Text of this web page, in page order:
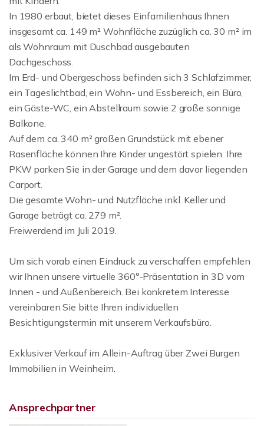
In 1980 erbaut, bietet dieses Einfamilienhaus Ihnen
insgesamt ca. 149 m² Wohnfläche zuzüglich ca. 30 m² im
als Wohnraum mit Duschbad ausgebauten
Dachgeschoss.
Im Erd- und Obergeschoss befinden sich 3 Schlafzimmer,
ein Tageslichtbad, ein Wohn- und Essbereich, ein Büro,
ein Gäste-WC, ein Abstellraum sowie 2 große sonnige
Balkone.
Auf dem ca. 340 m² großen Grundstück mit ebener
Rasenfläche können Ihre Kinder ungestört spielen. Ihre
PKW parken Sie in der Garage und dem davor liegenden
Carport.
Die gesamte Wohn- und Nutzfläche inkl. Keller und
Garage beträgt ca. 279 m².
Freiwerdend im Juli 2019.
Um sich vorab einen Eindruck zu verschaffen empfehlen
wir Ihnen unsere virtuelle 360°-Präsentation in 3D vom
Innen - und Außenbereich. Bei konkretem Interesse
vereinbaren Sie bitte Ihren individuellen
Besichtigungstermin mit unserem Verkaufsbüro.
Exklusiver Verkauf im Allein-Auftrag über Zwei Burgen
Immobilien in Weinheim.
Ansprechpartner